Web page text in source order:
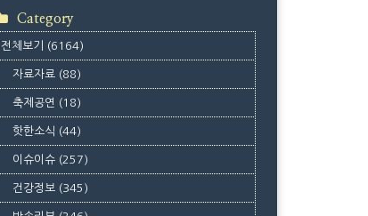
Category
전체보기 (6164)
자료자료 (88)
축제공연 (18)
핫한소식 (44)
이슈이슈 (257)
건강정보 (345)